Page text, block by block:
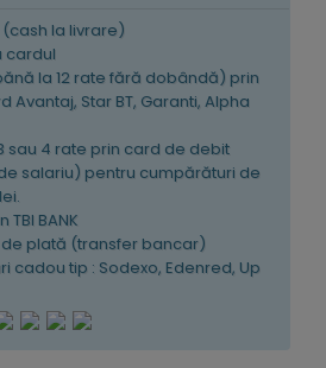
la livrare)
cardul
la 12 rate fără dobândă) prin
Avantaj, Star BT, Garanti, Alpha
sau 4 rate prin card de debit
salariu) pentru cumpărături de
TBI BANK
de plată (transfer bancar)
cadou tip : Sodexo, Edenred, Up